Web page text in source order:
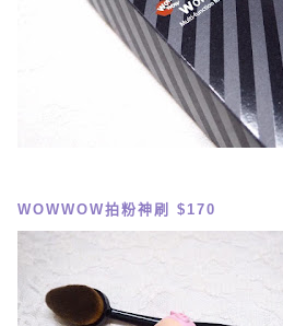
WOWWOW拍粉神刷 $170